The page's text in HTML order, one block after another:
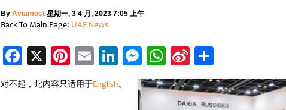
By Aviamost星期一, 3 4 月, 2023 7:05 上午
Back To Main Page: UAE News
Facebook
X Pinterest
EmailLinkedIn
Messenger
WhatsApp
Sina
Weibo
分
享
对不起，此内容只适用于English。